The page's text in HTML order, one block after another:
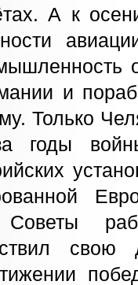
А к
и
Только
годы
Советы
свою